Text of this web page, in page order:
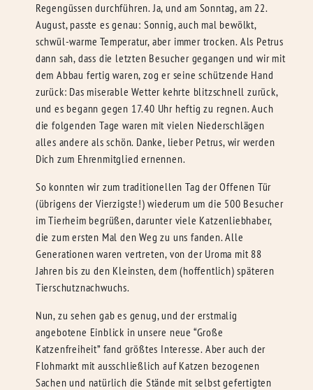
Regengüssen durchführen. Ja, und am Sonntag, am 22.
August, passte es genau: Sonnig, auch mal bewölkt,
schwül-warme Temperatur, aber immer trocken. Als Petrus
dann sah, dass die letzten Besucher gegangen und wir mit
dem Abbau fertig waren, zog er seine schützende Hand
zurück: Das miserable Wetter kehrte blitzschnell zurück,
und es begann gegen 17.40 Uhr heftig zu regnen. Auch
die folgenden Tage waren mit vielen Niederschlägen
alles andere als schön. Danke, lieber Petrus, wir werden
Dich zum Ehrenmitglied ernennen.
So konnten wir zum traditionellen Tag der Offenen Tür
(übrigens der Vierzigste!) wiederum um die 500 Besucher
im Tierheim begrüßen, darunter viele Katzenliebhaber,
die zum ersten Mal den Weg zu uns fanden. Alle
Generationen waren vertreten, von der Uroma mit 88
Jahren bis zu den Kleinsten, dem (hoffentlich) späteren
Tierschutznachwuchs.
Nun, zu sehen gab es genug, und der erstmalig
angebotene Einblick in unsere neue “Große
Katzenfreiheit” fand größtes Interesse. Aber auch der
Flohmarkt mit ausschließlich auf Katzen bezogenen
Sachen und natürlich die Stände mit selbst gefertigten